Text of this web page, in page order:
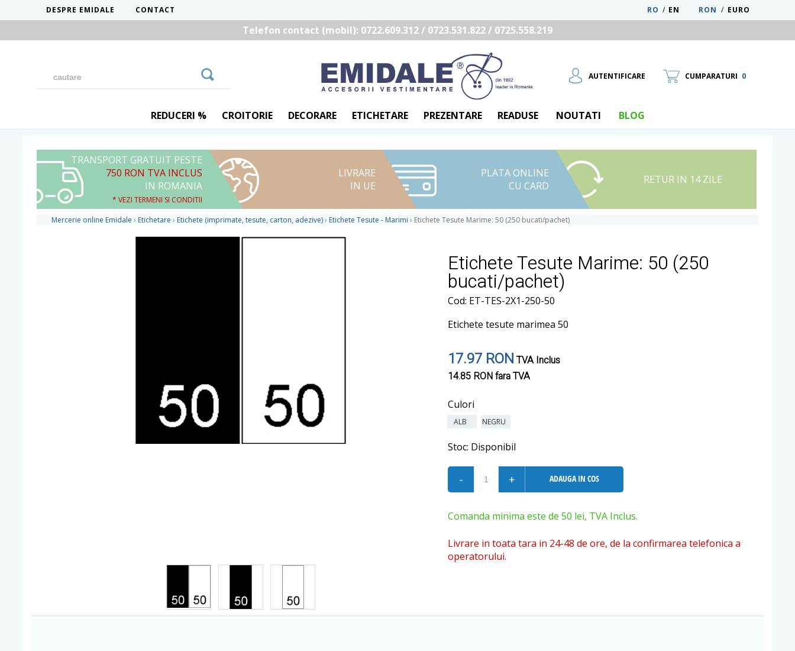
DESPRE EMIDALE CONTACT RON / EURO
EN
/
RO
Telefon contact (mobil): 0722.609.312 / 0723.531.822 / 0725.558.219
AUTENTIFICARE
UTILIZATOR NOU
RECUPEREAZA PAROLA
CUMPARATURI 0
REDUCERI % CROITORIE DECORARE ETICHETARE PREZENTARE READUSE NOUTATI BLOG
TRANSPORT GRATUIT PESTE
750 RON TVA INCLUS
IN ROMANIA
* VEZI TERMENI SI CONDITII
LIVRARE
IN UE
PLATA ONLINE
CU CARD
RETUR IN 14 ZILE
Mercerie online Emidale › Etichetare › Etichete (imprimate, tesute, carton, adezive)› Etichete Tesute - Marimi › Etichete Tesute Marime: 50 (250 bucati/pachet)
Etichete Tesute Marime: 50 (250
bucati/pachet)
Cod: ET-TES-2X1-250-50
Etichete tesute marimea 50
17.97 RON TVA Inclus
14.85 RONfara TVA
Culori
ALB NEGRU
Stoc: Disponibil
- + ADAUGA IN COS
Comanda minima este de 50 lei, TVA Inclus.
Livrare in toata tara in 24-48 de ore, de la confirmarea telefonica a
operatorului.